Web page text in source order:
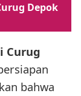
Depok
Curug
bahwa